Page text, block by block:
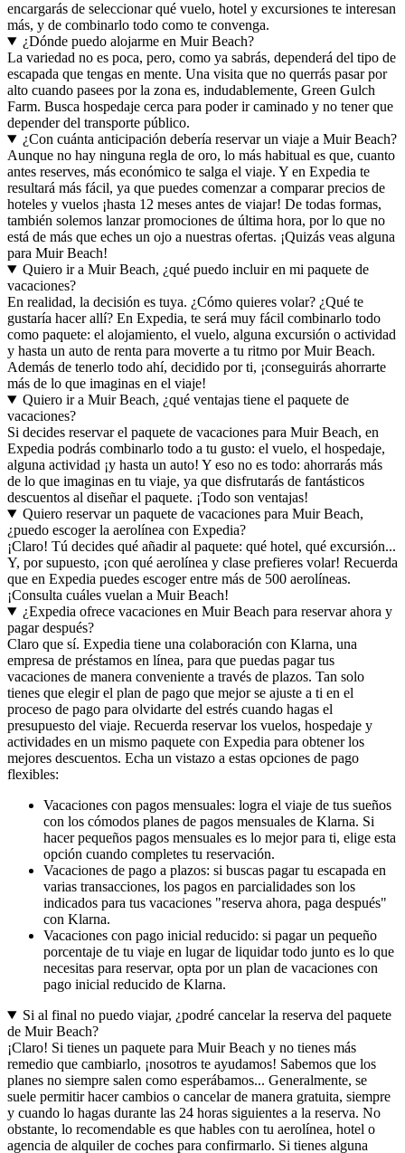
encargarás de seleccionar qué vuelo, hotel y excursiones te interesan
más, y de combinarlo todo como te convenga.
¿Dónde puedo alojarme en Muir Beach?
La variedad no es poca, pero, como ya sabrás, dependerá del tipo de
escapada que tengas en mente. Una visita que no querrás pasar por
alto cuando pasees por la zona es, indudablemente, Green Gulch
Farm. Busca hospedaje cerca para poder ir caminado y no tener que
depender del transporte público.
¿Con cuánta anticipación debería reservar un viaje a Muir Beach?
Aunque no hay ninguna regla de oro, lo más habitual es que, cuanto
antes reserves, más económico te salga el viaje. Y en Expedia te
resultará más fácil, ya que puedes comenzar a comparar precios de
hoteles y vuelos ¡hasta 12 meses antes de viajar! De todas formas,
también solemos lanzar promociones de última hora, por lo que no
está de más que eches un ojo a nuestras ofertas. ¡Quizás veas alguna
para Muir Beach!
Quiero ir a Muir Beach, ¿qué puedo incluir en mi paquete de
vacaciones?
En realidad, la decisión es tuya. ¿Cómo quieres volar? ¿Qué te
gustaría hacer allí? En Expedia, te será muy fácil combinarlo todo
como paquete: el alojamiento, el vuelo, alguna excursión o actividad
y hasta un auto de renta para moverte a tu ritmo por Muir Beach.
Además de tenerlo todo ahí, decidido por ti, ¡conseguirás ahorrarte
más de lo que imaginas en el viaje!
Quiero ir a Muir Beach, ¿qué ventajas tiene el paquete de
vacaciones?
Si decides reservar el paquete de vacaciones para Muir Beach, en
Expedia podrás combinarlo todo a tu gusto: el vuelo, el hospedaje,
alguna actividad ¡y hasta un auto! Y eso no es todo: ahorrarás más
de lo que imaginas en tu viaje, ya que disfrutarás de fantásticos
descuentos al diseñar el paquete. ¡Todo son ventajas!
Quiero reservar un paquete de vacaciones para Muir Beach,
¿puedo escoger la aerolínea con Expedia?
¡Claro! Tú decides qué añadir al paquete: qué hotel, qué excursión...
Y, por supuesto, ¡con qué aerolínea y clase prefieres volar! Recuerda
que en Expedia puedes escoger entre más de 500 aerolíneas.
¡Consulta cuáles vuelan a Muir Beach!
¿Expedia ofrece vacaciones en Muir Beach para reservar ahora y
pagar después?
Claro que sí. Expedia tiene una colaboración con Klarna, una
empresa de préstamos en línea, para que puedas pagar tus
vacaciones de manera conveniente a través de plazos. Tan solo
tienes que elegir el plan de pago que mejor se ajuste a ti en el
proceso de pago para olvidarte del estrés cuando hagas el
presupuesto del viaje. Recuerda reservar los vuelos, hospedaje y
actividades en un mismo paquete con Expedia para obtener los
mejores descuentos. Echa un vistazo a estas opciones de pago
flexibles:
Vacaciones con pagos mensuales: logra el viaje de tus sueños
con los cómodos planes de pagos mensuales de Klarna. Si
hacer pequeños pagos mensuales es lo mejor para ti, elige esta
opción cuando completes tu reservación.
Vacaciones de pago a plazos: si buscas pagar tu escapada en
varias transacciones, los pagos en parcialidades son los
indicados para tus vacaciones "reserva ahora, paga después"
con Klarna.
Vacaciones con pago inicial reducido: si pagar un pequeño
porcentaje de tu viaje en lugar de liquidar todo junto es lo que
necesitas para reservar, opta por un plan de vacaciones con
pago inicial reducido de Klarna.
Si al final no puedo viajar, ¿podré cancelar la reserva del paquete
de Muir Beach?
¡Claro! Si tienes un paquete para Muir Beach y no tienes más
remedio que cambiarlo, ¡nosotros te ayudamos! Sabemos que los
planes no siempre salen como esperábamos... Generalmente, se
suele permitir hacer cambios o cancelar de manera gratuita, siempre
y cuando lo hagas durante las 24 horas siguientes a la reserva. No
obstante, lo recomendable es que hables con tu aerolínea, hotel o
agencia de alquiler de coches para confirmarlo. Si tienes alguna